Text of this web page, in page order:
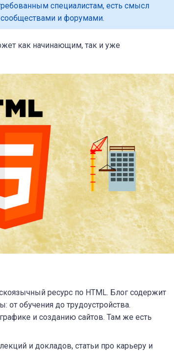
специалистам, есть смысл
и форумами.
как начинающим, так и уже
ресурс по HTML. Блог содержит
от обучения до трудоустройства.
и созданию сайтов. Там же есть
и докладов, статьи про карьеру и